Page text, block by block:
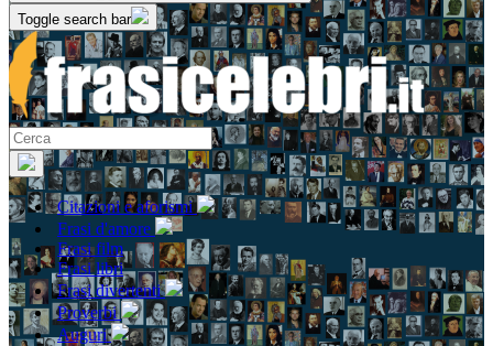
Toggle search bar
Citazioni e aforismi
Frasi d'amore
Frasi film
Frasi libri
Frasi divertenti
Proverbi
Auguri